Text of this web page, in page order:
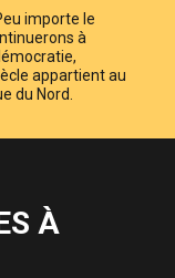
importe le
à
appartient au
du Nord.
À